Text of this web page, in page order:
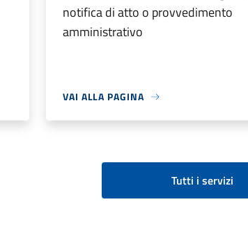
notifica di atto o provvedimento
amministrativo
VAI ALLA PAGINA
Tutti i servizi